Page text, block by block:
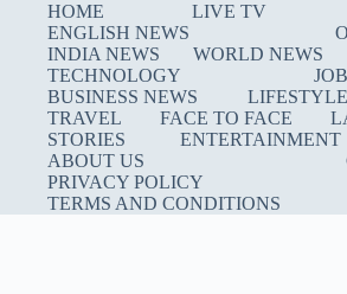
HOME LIVE TV
ENGLISH NEWS
INDIA NEWS
WORLD NEWS
TECHNOLOGY
BUSINESS NEWS
LIFESTYLE
TRAVEL
FACE TO FACE
STORIES
ENTERTAINMENT
ABOUT US
PRIVACY POLICY
TERMS AND CONDITIONS